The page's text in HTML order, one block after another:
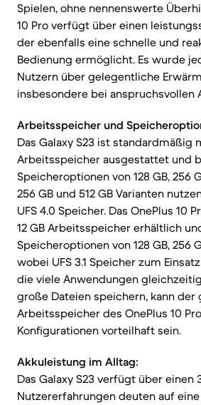
Spielen, ohne nennenswerte
10 Pro verfügt über einen
der ebenfalls eine schnelle und
Bedienung ermöglicht. Es wurde
Nutzern über gelegentliche
insbesondere bei anspruchsvollen
Arbeitsspeicher und
Das Galaxy S23 ist standardmäßig
Arbeitsspeicher ausgestattet und
Speicheroptionen von 128 GB, 256
256 GB und 512 GB Varianten
UFS 4.0 Speicher. Das OnePlus 10
12 GB Arbeitsspeicher erhältlich
Speicheroptionen von 128 GB, 256
wobei UFS 3.1 Speicher zum
die viele Anwendungen
große Dateien speichern, kann der
Arbeitsspeicher des OnePlus 10
Konfigurationen vorteilhaft sein.
Akkuleistung im Alltag:
Das Galaxy S23 verfügt über einen
Nutzererfahrungen deuten auf